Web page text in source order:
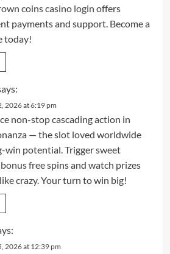
coins casino login offers
payments and support. Become a
today!
2026 at 6:19 pm
non-stop cascading action in
— the slot loved worldwide
win potential. Triggersweet
free spins and watch prizes
crazy. Your turn to win big!
2026 at 12:39 pm